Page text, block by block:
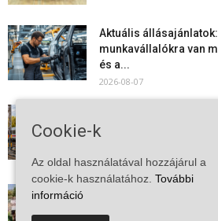
Aktuális
munkavállalókra van
és a...
2026-08-07
Vitézy Dávid: már
személyszállítás a
2026-08-06
Megkezdte a
Cookie-k
Az oldal használatával hozzájárul a
cookie-k használatához. További
információ